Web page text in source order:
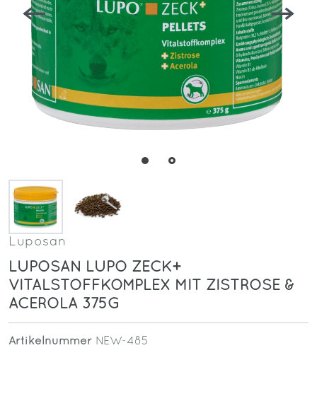
Luposan
LUPOSAN LUPO ZECK+
VITALSTOFFKOMPLEX MIT ZISTROSE &
ACEROLA 375G
Artikelnummer NEW-485